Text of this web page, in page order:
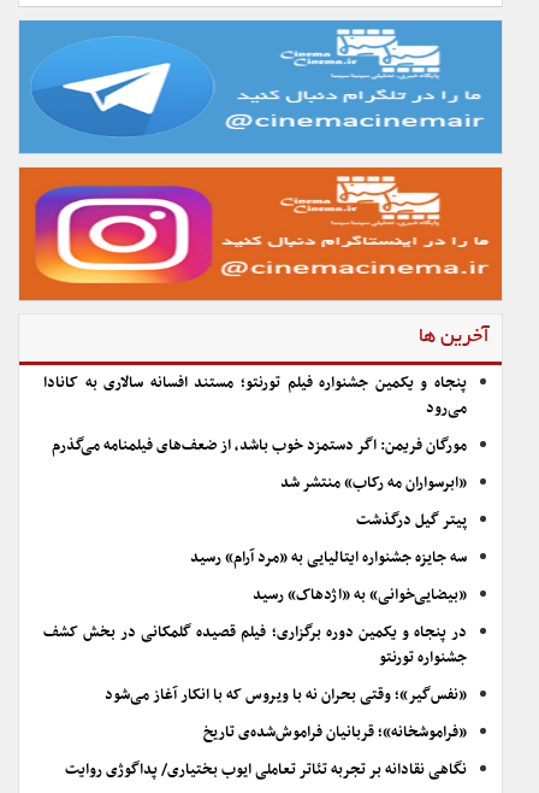
آخرین ها
پنجاه و یکمین جشنواره فیلم تورنتو؛ مستند افسانه سالاری به کانادا
می‌رود
مورگان فریمن: اگر دستمزد خوب باشد، از ضعف‌های فیلمنامه می‌گذرم
«ابرسواران مه رکاب» منتشر شد
پیتر گیل درگذشت
سه جایزه جشنواره ایتالیایی به «مرد آرام» رسید
«بیضایی‌خوانی» به «اژدهاک» رسید
در پنجاه و یکمین دوره برگزاری؛ فیلم قصیده گلمکانی در بخش کشف
جشنواره تورنتو
«نفس‌گیر»؛ وقتی بحران نه با ویروس که با انکار آغاز می‌شود
«فراموشخانه»؛ قربانیان فراموش‌شده‌ی تاریخ
نگاهی نقادانه بر تجربه تئاتر تعاملی ایوب بختیاری/ پداگوژی روایت